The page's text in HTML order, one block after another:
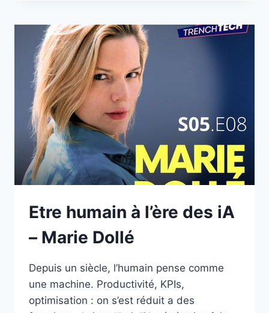
SUR
LE
FUTUR
DE
LA
TECH
ANNA
CHOURY
Etre humain à l’ère des iA
– Marie Dollé
Depuis un siècle, l’humain pense comme
une machine. Productivité, KPIs,
optimisation : on s’est réduit a des